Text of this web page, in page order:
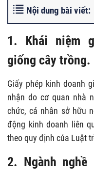
Nội dung bài viết:
1. Khái niệm
giống cây trồng.
Giấy phép kinh doanh
nhận do cơ quan nhà
chức, cá nhân sở hữu
động kinh doanh liên
theo quy định của Luật
2. Ngành